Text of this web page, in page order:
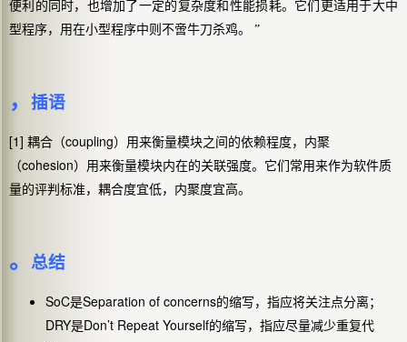
便利的同时，也增加了一定的复杂度和性能损耗。它们更适用于大中
型程序，用在小型程序中则不啻牛刀杀鸡。 ”
， 插语
[1] 耦合（coupling）用来衡量模块之间的依赖程度，内聚
（cohesion）用来衡量模块内在的关联强度。它们常用来作为软件质
量的评判标准，耦合度宜低，内聚度宜高。
。 总结
SoC是Separation of concerns的缩写，指应将关注点分离；
DRY是Don’t Repeat Yourself的缩写，指应尽量减少重复代